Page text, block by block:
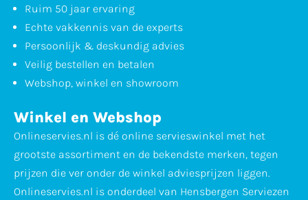
Ruim 50 jaar ervaring
Echte vakkennis van de experts
Persoonlijk & deskundig advies
Veilig bestellen en betalen
Webshop, winkel en showroom
Winkel en Webshop
Onlineservies.nl is dé online servieswinkel met het
grootste assortiment en de bekendste merken, tegen
prijzen die ver onder de winkel adviesprijzen liggen.
Onlineservies.nl is onderdeel van Hensbergen Serviezen